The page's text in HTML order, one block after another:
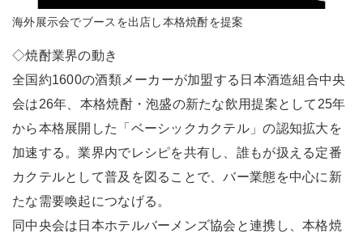
海外展示会でブースを出店し本格焼酎を提案
◇焼酎業界の動き
全国約1600の酒類メーカーが加盟する日本酒造組合中央
会は26年、本格焼酎・泡盛の新たな飲用提案として25年
から本格展開した「ベーシックカクテル」の認知拡大を
加速する。業界内でレシピを共有し、誰もが扱える定番
カクテルとして普及を図ることで、バー業態を中心に新
たな需要喚起につなげる。
同中央会は日本ホテルバーメンズ協会と連携し、本格焼